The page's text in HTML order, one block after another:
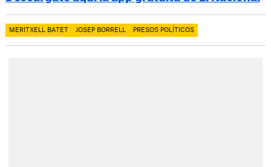
MERITXELL BATET JOSEP BORRELL PRESOS POLÍTICOS